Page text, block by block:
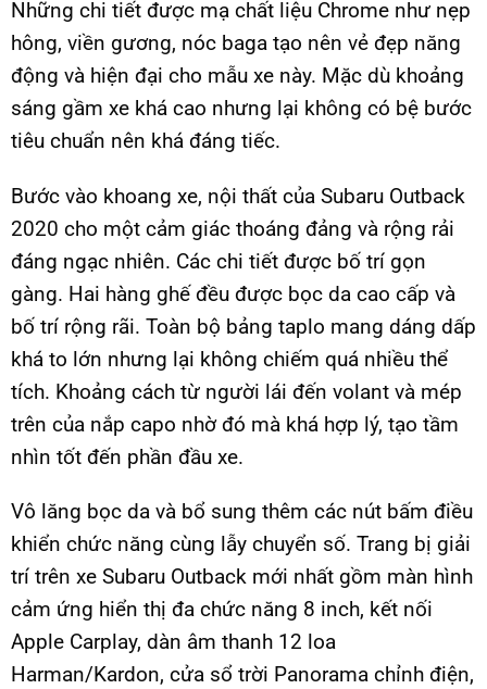
Những chi tiết được mạ chất liệu Chrome như nẹp
hông, viền gương, nóc baga tạo nên vẻ đẹp năng
động và hiện đại cho mẫu xe này. Mặc dù khoảng
sáng gầm xe khá cao nhưng lại không có bệ bước
tiêu chuẩn nên khá đáng tiếc.
Bước vào khoang xe, nội thất của Subaru Outback
2020 cho một cảm giác thoáng đảng và rộng rải
đáng ngạc nhiên. Các chi tiết được bố trí gọn
gàng. Hai hàng ghế đều được bọc da cao cấp và
bố trí rộng rãi. Toàn bộ bảng taplo mang dáng dấp
khá to lớn nhưng lại không chiếm quá nhiều thể
tích. Khoảng cách từ người lái đến volant và mép
trên của nắp capo nhờ đó mà khá hợp lý, tạo tầm
nhìn tốt đến phần đầu xe.
Vô lăng bọc da và bổ sung thêm các nút bấm điều
khiển chức năng cùng lẫy chuyển số. Trang bị giải
trí trên xe Subaru Outback mới nhất gồm màn hình
cảm ứng hiển thị đa chức năng 8 inch, kết nối
Apple Carplay, dàn âm thanh 12 loa
Harman/Kardon, cửa sổ trời Panorama chỉnh điện,